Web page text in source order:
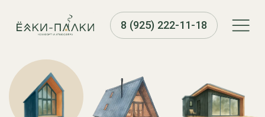
8 (925) 222-11-18
Барн-
хаусы
А-Фрейм дома
Панорамные
дома